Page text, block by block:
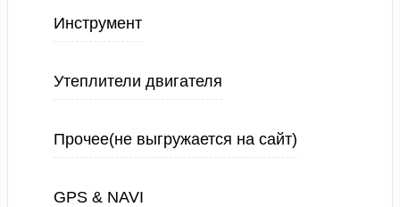
Инструмент
Утеплители двигателя
Прочее(не выгружается на сайт)
GPS & NAVI